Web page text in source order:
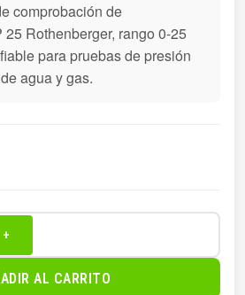
comprobación de
Rothenberger, rango 0-25
para pruebas de presión
agua y gas.
+
AL CARRITO